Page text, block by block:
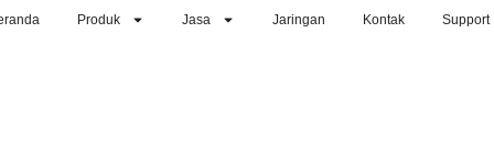
Produk Jasa Jaringan Kontak Support